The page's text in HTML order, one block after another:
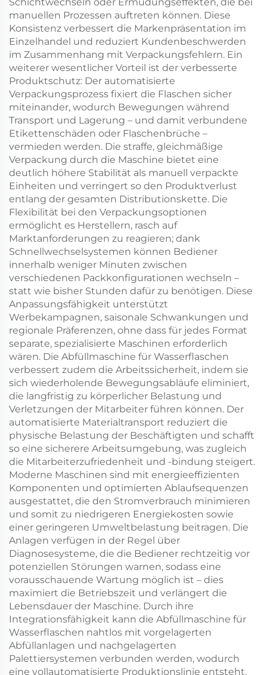
manuellen Prozessen auftreten können. Diese
Konsistenz verbessert die Markenpräsentation im
Einzelhandel und reduziert Kundenbeschwerden
im Zusammenhang mit Verpackungsfehlern. Ein
weiterer wesentlicher Vorteil ist der verbesserte
Produktschutz: Der automatisierte
Verpackungsprozess fixiert die Flaschen sicher
miteinander, wodurch Bewegungen während
Transport und Lagerung – und damit verbundene
Etikettenschäden oder Flaschenbrüche –
vermieden werden. Die straffe, gleichmäßige
Verpackung durch die Maschine bietet eine
deutlich höhere Stabilität als manuell verpackte
Einheiten und verringert so den Produktverlust
entlang der gesamten Distributionskette. Die
Flexibilität bei den Verpackungsoptionen
ermöglicht es Herstellern, rasch auf
Marktanforderungen zu reagieren; dank
Schnellwechselsystemen können Bediener
innerhalb weniger Minuten zwischen
verschiedenen Packkonfigurationen wechseln –
statt wie bisher Stunden dafür zu benötigen. Diese
Anpassungsfähigkeit unterstützt
Werbekampagnen, saisonale Schwankungen und
regionale Präferenzen, ohne dass für jedes Format
separate, spezialisierte Maschinen erforderlich
wären. Die Abfüllmaschine für Wasserflaschen
verbessert zudem die Arbeitssicherheit, indem sie
sich wiederholende Bewegungsabläufe eliminiert,
die langfristig zu körperlicher Belastung und
Verletzungen der Mitarbeiter führen können. Der
automatisierte Materialtransport reduziert die
physische Belastung der Beschäftigten und schafft
so eine sicherere Arbeitsumgebung, was zugleich
die Mitarbeiterzufriedenheit und -bindung steigert.
Moderne Maschinen sind mit energieeffizienten
Komponenten und optimierten Ablaufsequenzen
ausgestattet, die den Stromverbrauch minimieren
und somit zu niedrigeren Energiekosten sowie
einer geringeren Umweltbelastung beitragen. Die
Anlagen verfügen in der Regel über
Diagnosesysteme, die die Bediener rechtzeitig vor
potenziellen Störungen warnen, sodass eine
vorausschauende Wartung möglich ist – dies
maximiert die Betriebszeit und verlängert die
Lebensdauer der Maschine. Durch ihre
Integrationsfähigkeit kann die Abfüllmaschine für
Wasserflaschen nahtlos mit vorgelagerten
Abfüllanlagen und nachgelagerten
Palettiersystemen verbunden werden, wodurch
eine vollautomatisierte Produktionslinie entsteht,